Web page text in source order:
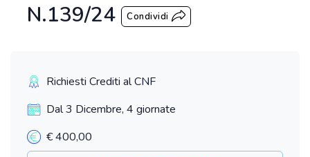
N.139/24
Condividi
Richiesti Crediti al CNF
Dal 3 Dicembre, 4 giornate
€ 400,00